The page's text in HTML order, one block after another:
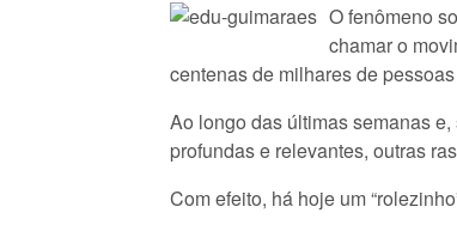
O fenômeno
chamar o
centenas de milhares de
Ao longo das últimas semanas
profundas e relevantes, outras
Com efeito, há hoje um